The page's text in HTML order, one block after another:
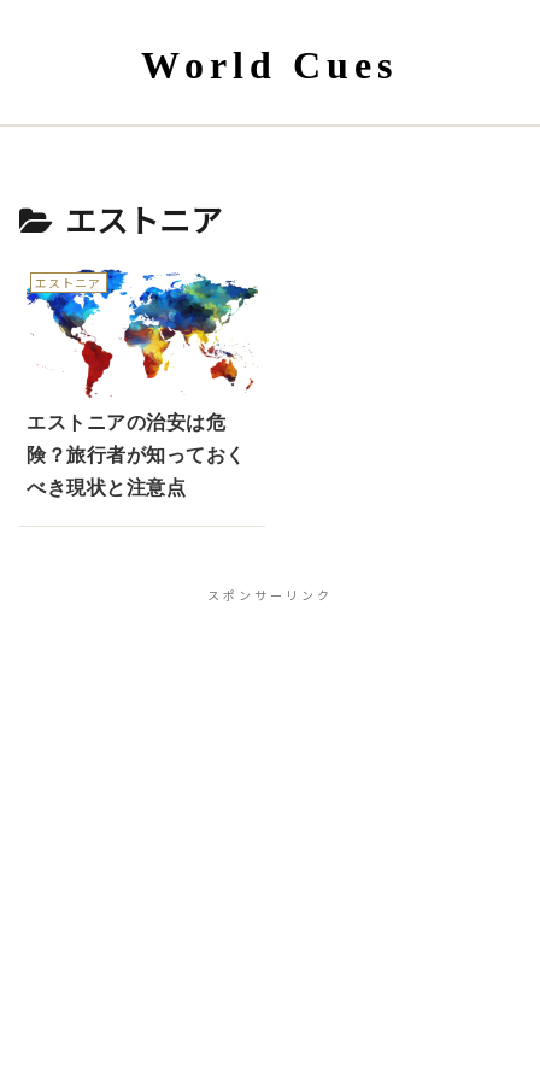
World Cues
エストニア
エストニア
エストニアの治安は危
険？旅行者が知っておく
べき現状と注意点
スポンサーリンク